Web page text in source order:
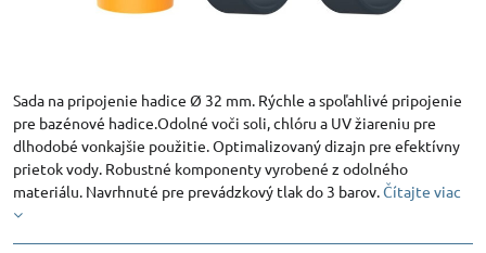
Sada na pripojenie hadice Ø 32 mm. Rýchle a spoľahlivé pripojenie
pre bazénové hadice.Odolné voči soli, chlóru a UV žiareniu pre
dlhodobé vonkajšie použitie. Optimalizovaný dizajn pre efektívny
prietok vody. Robustné komponenty vyrobené z odolného
materiálu. Navrhnuté pre prevádzkový tlak do 3 barov.Čítajte viac